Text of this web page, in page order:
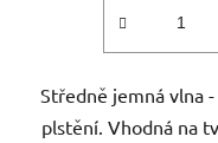
Středně jemná vlna
plstění. Vhodná na